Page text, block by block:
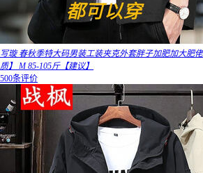
写璇 春秋季特大码男装工装夹克外套胖子加肥加大肥
质】 M 85-105斤【建议】
500条评价